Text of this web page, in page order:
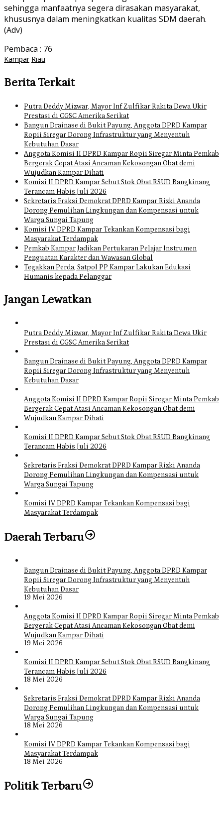
sehingga manfaatnya segera dirasakan masyarakat,
khususnya dalam meningkatkan kualitas SDM daerah.
(Adv)
Pembaca : 76
Kampar Riau
Berita Terkait
Putra Deddy Mizwar, Mayor Inf Zulfikar Rakita Dewa Ukir
Prestasi di CGSC Amerika Serikat
Bangun Drainase di Bukit Payung, Anggota DPRD Kampar
Ropii Siregar Dorong Infrastruktur yang Menyentuh
Kebutuhan Dasar
Anggota Komisi II DPRD Kampar Ropii Siregar Minta Pemkab
Bergerak Cepat Atasi Ancaman Kekosongan Obat demi
Wujudkan Kampar Dihati
Komisi II DPRD Kampar Sebut Stok Obat RSUD Bangkinang
Terancam Habis Juli 2026
Sekretaris Fraksi Demokrat DPRD Kampar Rizki Ananda
Dorong Pemulihan Lingkungan dan Kompensasi untuk
Warga Sungai Tapung
Komisi IV DPRD Kampar Tekankan Kompensasi bagi
Masyarakat Terdampak
Pemkab Kampar Jadikan Pertukaran Pelajar Instrumen
Penguatan Karakter dan Wawasan Global
Tegakkan Perda, Satpol PP Kampar Lakukan Edukasi
Humanis kepada Pelanggar
Jangan Lewatkan
Putra Deddy Mizwar, Mayor Inf Zulfikar Rakita Dewa Ukir
Prestasi di CGSC Amerika Serikat
Bangun Drainase di Bukit Payung, Anggota DPRD Kampar
Ropii Siregar Dorong Infrastruktur yang Menyentuh
Kebutuhan Dasar
Anggota Komisi II DPRD Kampar Ropii Siregar Minta Pemkab
Bergerak Cepat Atasi Ancaman Kekosongan Obat demi
Wujudkan Kampar Dihati
Komisi II DPRD Kampar Sebut Stok Obat RSUD Bangkinang
Terancam Habis Juli 2026
Sekretaris Fraksi Demokrat DPRD Kampar Rizki Ananda
Dorong Pemulihan Lingkungan dan Kompensasi untuk
Warga Sungai Tapung
Komisi IV DPRD Kampar Tekankan Kompensasi bagi
Masyarakat Terdampak
Daerah Terbaru
Bangun Drainase di Bukit Payung, Anggota DPRD Kampar
Ropii Siregar Dorong Infrastruktur yang Menyentuh
Kebutuhan Dasar
19 Mei 2026
Anggota Komisi II DPRD Kampar Ropii Siregar Minta Pemkab
Bergerak Cepat Atasi Ancaman Kekosongan Obat demi
Wujudkan Kampar Dihati
19 Mei 2026
Komisi II DPRD Kampar Sebut Stok Obat RSUD Bangkinang
Terancam Habis Juli 2026
18 Mei 2026
Sekretaris Fraksi Demokrat DPRD Kampar Rizki Ananda
Dorong Pemulihan Lingkungan dan Kompensasi untuk
Warga Sungai Tapung
18 Mei 2026
Komisi IV DPRD Kampar Tekankan Kompensasi bagi
Masyarakat Terdampak
18 Mei 2026
Politik Terbaru